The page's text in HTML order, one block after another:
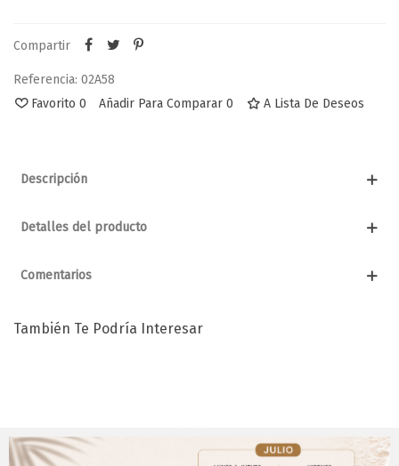
Compartir
Referencia: 02A58
Favorito 0 Añadir Para Comparar 0 A Lista De Deseos
Descripción
Detalles del producto
Comentarios
También Te Podría Interesar